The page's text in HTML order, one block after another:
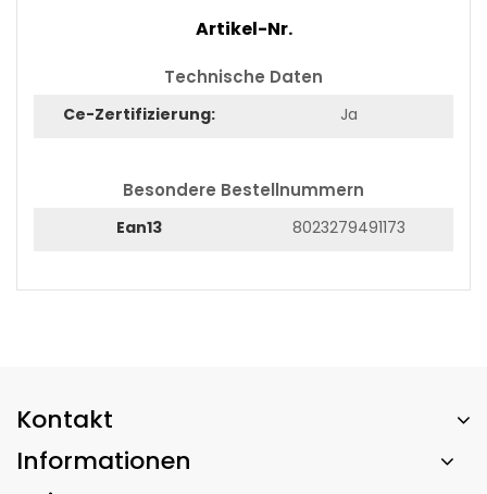
Artikel-Nr.
Technische Daten
Ce-Zertifizierung: Ja
Besondere Bestellnummern
Ean13 8023279491173
Kontakt
Informationen